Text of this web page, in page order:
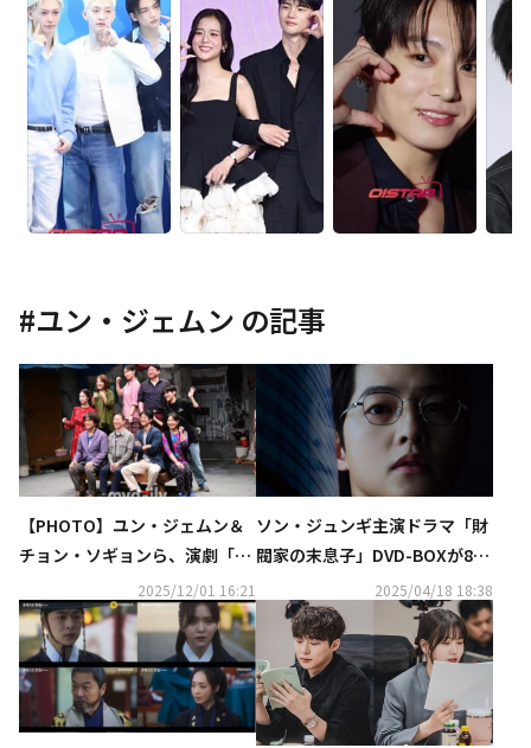
#ユン・ジェムン の記事
【PHOTO】ユン・ジェムン＆
チョン・ソギョンら、演劇「マ
トリョーシカ」プレスコールに
出席
2025/12/01 16:21
ソン・ジュンギ主演ドラマ「財
閥家の末息子」DVD-BOXが8月
6日に発売！レンタルも開始
2025/04/18 18:38